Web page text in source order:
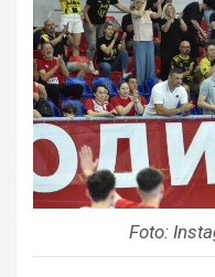
Foto: